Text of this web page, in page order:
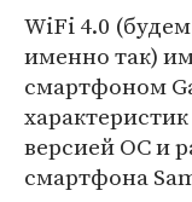
WiFi 4.0
именно так)
смартфоном
версией ОС и
смартфона